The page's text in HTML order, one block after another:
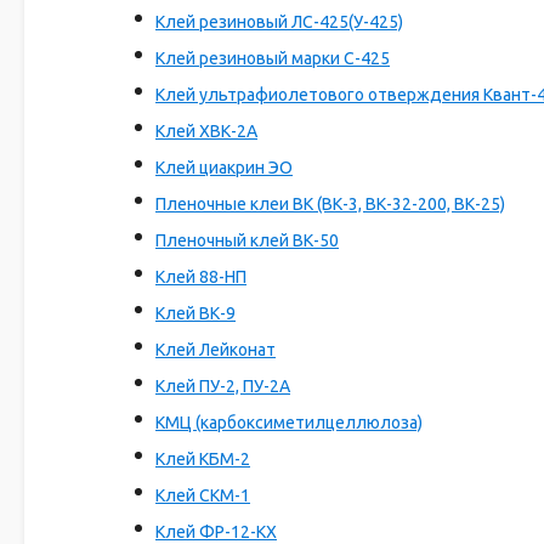
Клей резиновый ЛС-425(У-425)
Клей резиновый марки С-425
Клей ультрафиолетового отверждения Квант-
Клей ХВК-2А
Клей циакрин ЭО
Пленочные клеи ВК (ВК-3, ВК-32-200, ВК-25)
Пленочный клей ВК-50
Клей 88-НП
Клей ВК-9
Клей Лейконат
Клей ПУ-2, ПУ-2А
КМЦ (карбоксиметилцеллюлоза)
Клей КБМ-2
Клей СКМ-1
Клей ФР-12-КХ